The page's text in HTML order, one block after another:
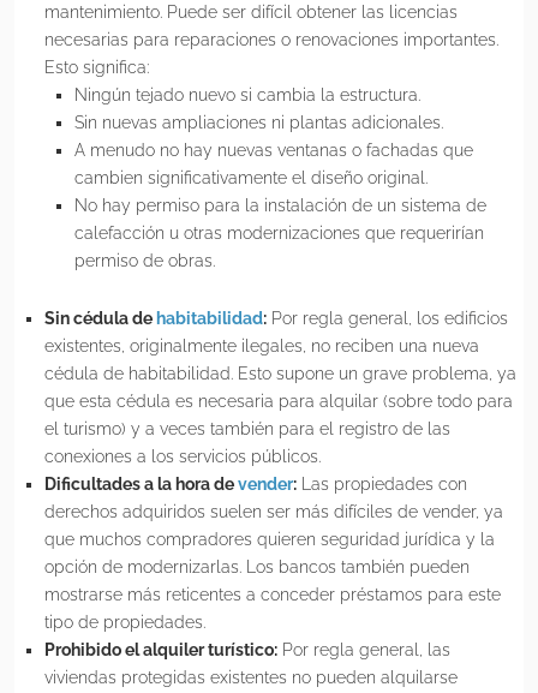
mantenimiento. Puede ser difícil obtener las licencias
necesarias para reparaciones o renovaciones importantes.
Esto significa:
Ningún tejado nuevo si cambia la estructura.
Sin nuevas ampliaciones ni plantas adicionales.
A menudo no hay nuevas ventanas o fachadas que
cambien significativamente el diseño original.
No hay permiso para la instalación de un sistema de
calefacción u otras modernizaciones que requerirían
permiso de obras.
Sin cédula de habitabilidad: Por regla general, los edificios
existentes, originalmente ilegales, no reciben una nueva
cédula de habitabilidad. Esto supone un grave problema, ya
que esta cédula es necesaria para alquilar (sobre todo para
el turismo) y a veces también para el registro de las
conexiones a los servicios públicos.
Dificultades a la hora devender: Las propiedades con
derechos adquiridos suelen ser más difíciles de vender, ya
que muchos compradores quieren seguridad jurídica y la
opción de modernizarlas. Los bancos también pueden
mostrarse más reticentes a conceder préstamos para este
tipo de propiedades.
Prohibido el alquiler turístico: Por regla general, las
viviendas protegidas existentes no pueden alquilarse